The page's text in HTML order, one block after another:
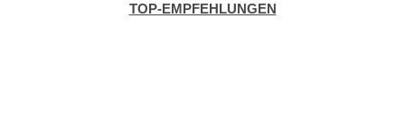
TOP-EMPFEHLUNGEN